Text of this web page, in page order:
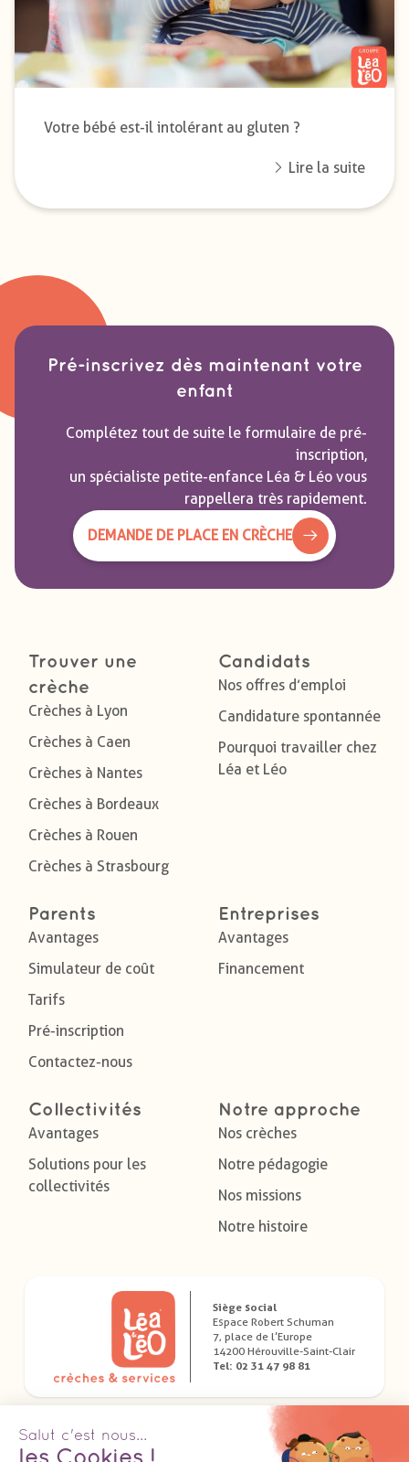
Votre bébé est-il intolérant au gluten ?
Lire la suite
Pré-inscrivez dès maintenant votre
enfant
Complétez tout de suite le formulaire de pré-
inscription,
un spécialiste petite-enfance Léa & Léo vous
rappellera très rapidement.
DEMANDE DE PLACE EN CRÈCHE
Trouver une
crèche
Crèches à Lyon
Crèches à Caen
Crèches à Nantes
Crèches à Bordeaux
Crèches à Rouen
Crèches à Strasbourg
Candidats
Nos offres d’emploi
Candidature spontannée
Pourquoi travailler chez
Léa et Léo
Parents
Avantages
Simulateur de coût
Tarifs
Pré-inscription
Contactez-nous
Entreprises
Avantages
Financement
Collectivités
Avantages
Solutions pour les
collectivités
Notre approche
Nos crèches
Notre pédagogie
Nos missions
Notre histoire
Siège social
Espace Robert Schuman
7, place de l’Europe
14200 Hérouville-Saint-Clair
Tel: 02 31 47 98 81
Télécharger nos applications dédiées